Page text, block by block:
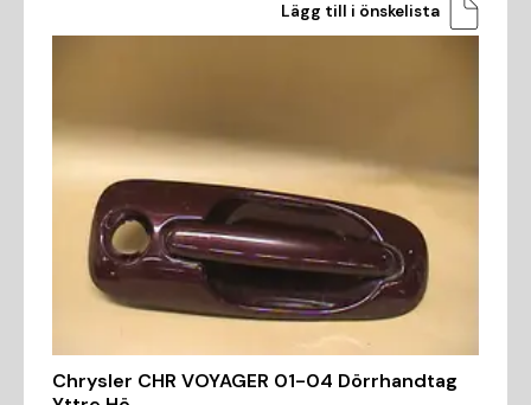
Lägg till i önskelista
Chrysler CHR VOYAGER 01-04 Dörrhandtag